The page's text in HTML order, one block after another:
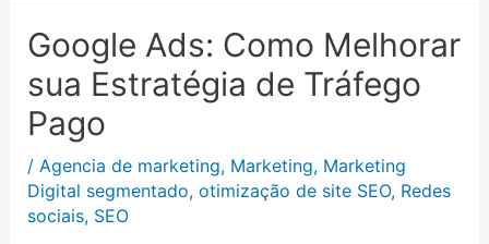
Google Ads: Como Melhorar
sua Estratégia de Tráfego
Pago
/ Agencia de marketing, Marketing, Marketing
Digital segmentado, otimização de site SEO, Redes
sociais, SEO